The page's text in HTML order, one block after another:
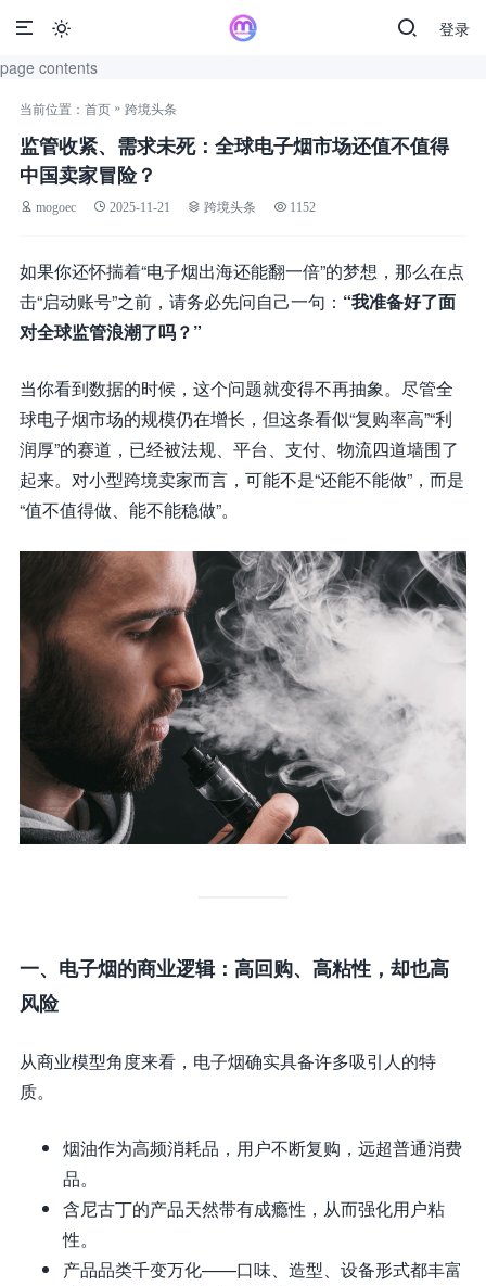
page contents
登录

当前位置： 首页 » 跨境头条
监管收紧、需求未死：全球电子烟市场还值不值得
中国卖家冒险？
mogoec 2025-11-21 跨境头条 1152
如果你还怀揣着“电子烟出海还能翻一倍”的梦想，那么在点
击“启动账号”之前，请务必先问自己一句： “我准备好了面
对全球监管浪潮了吗？”
当你看到数据的时候，这个问题就变得不再抽象。尽管全
球电子烟市场的规模仍在增长，但这条看似“复购率高”“利
润厚”的赛道，已经被法规、平台、支付、物流四道墙围了
起来。对小型跨境卖家而言，可能不是“还能不能做”，而是
“值不值得做、能不能稳做”。
一、电子烟的商业逻辑：高回购、高粘性，却也高
风险
从商业模型角度来看，电子烟确实具备许多吸引人的特
质。
烟油作为高频消耗品，用户不断复购，远超普通消费
品。
含尼古丁的产品天然带有成瘾性，从而强化用户粘
性。
产品品类千变万化——口味、造型、设备形式都丰富